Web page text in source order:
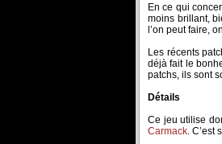
En ce qui
moins brillant,
l’on peut faire,
Les récents
déjà fait le
patchs, ils sont
Détails
Ce jeu utilise
Carmack .